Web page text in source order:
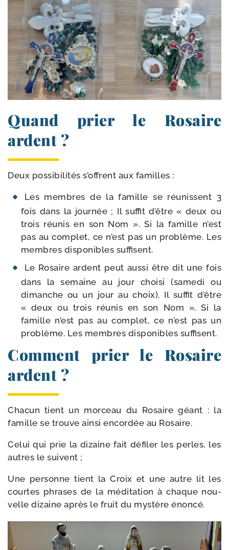
Quand prier le Rosaire
ardent ?
Deux pos­si­bi­li­tés s’offrent aux familles :
Les membres de la famille se réunissent 3
fois dans la jour­née ; Il suf­fit d’être « deux ou
trois réunis en son Nom ». Si la famille n’est
pas au com­plet, ce n’est pas un pro­blème. Les
membres dis­po­nibles suffisent.
Le Rosaire ardent peut aus­si être dit une fois
dans la semaine au jour choi­si (same­di ou
dimanche ou un jour au choix). Il suf­fit d’être
« deux ou trois réunis en son Nom ». Si la
famille n’est pas au com­plet, ce n’est pas un
pro­blème. Les membres dis­po­nibles suffisent.
Comment prier le Rosaire
ardent ?
Chacun tient un mor­ceau du Rosaire géant : la
famille se trouve ain­si encor­dée au Rosaire.
Celui qui prie la dizaine fait défi­ler les perles, les
autres le suivent ;
Une per­sonne tient la Croix et une autre lit les
courtes phrases de la médi­ta­tion à chaque nou­
velle dizaine après le fruit du mys­tère énoncé.